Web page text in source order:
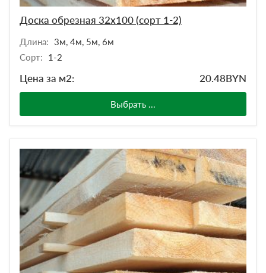
Доска обрезная 32х100 (сорт 1-2)
Длина: 3м, 4м, 5м, 6м
Сорт:
1-2
Цена за м2: 20.48BYN
Выбрать ...